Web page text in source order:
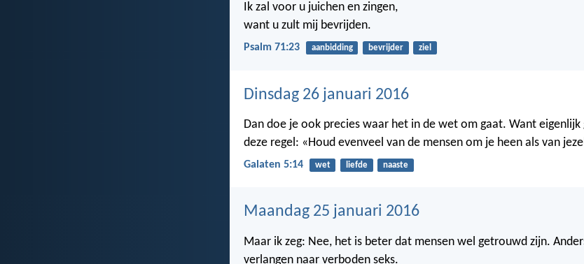
Ik zal voor u juichen en zingen,
want u zult mij bevrijden.
Psalm 71:23 aanbidding bevrijder ziel
Dinsdag 26 januari 2016
Dan doe je ook precies waar het in de wet om gaat. Want
deze regel: «Houd evenveel van de mensen om je heen als van
Galaten 5:14 wet liefde naaste
Maandag 25 januari 2016
Maar ik zeg: Nee, het is beter dat mensen wel getrouwd zijn.
verlangen naar verboden seks.